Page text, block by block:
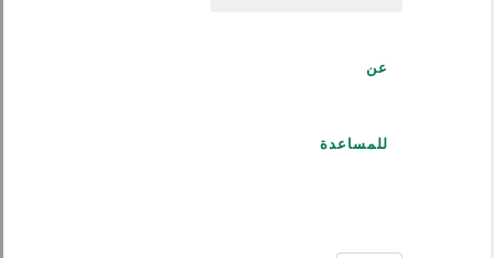
عن
للمساعدة